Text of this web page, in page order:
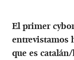
El primer
entrevistamos
que es